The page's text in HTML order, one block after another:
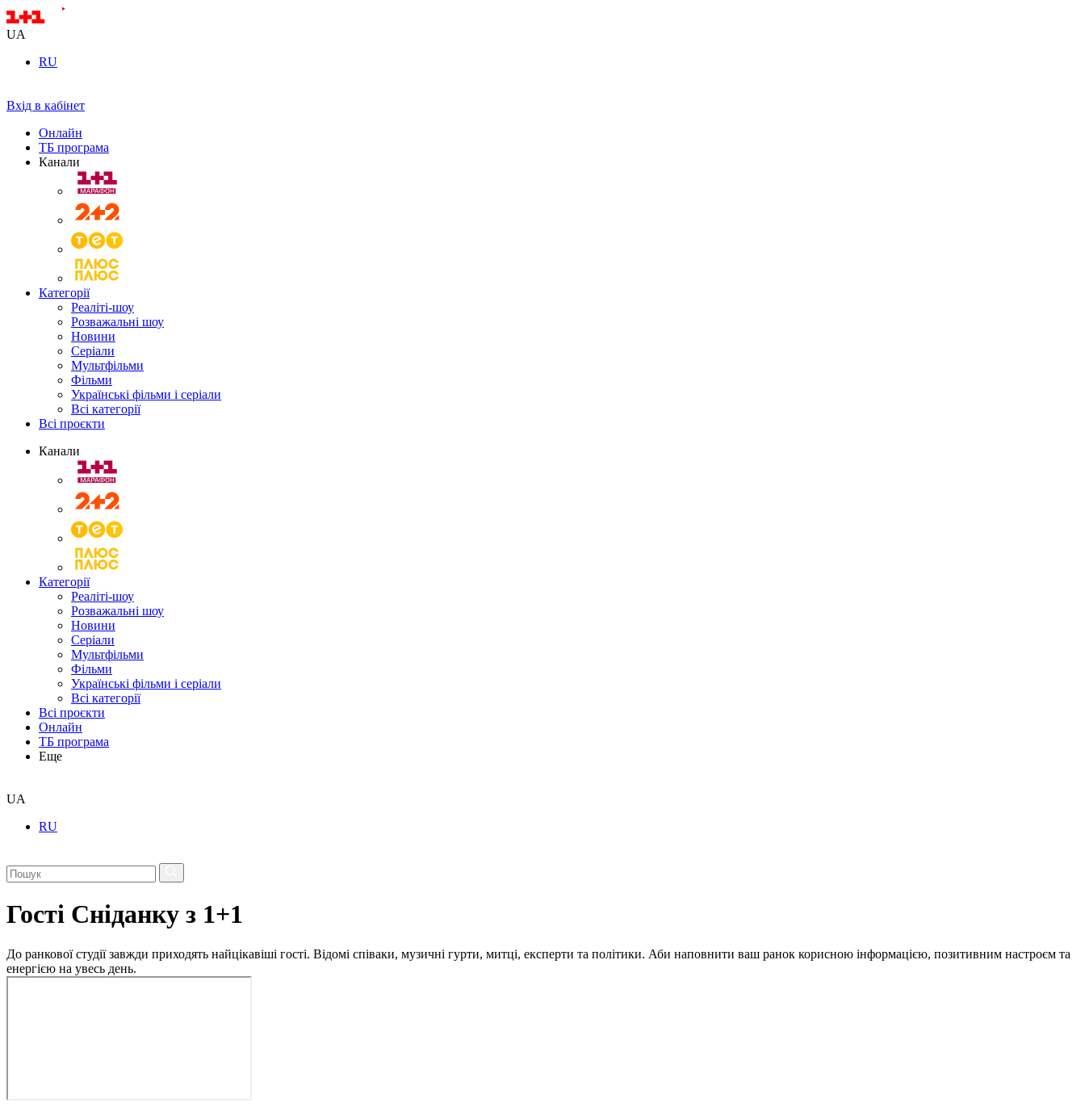
UA
RU
Вхід в кабінет
Онлайн
ТБ програма
Канали
Категорії
Реаліті-шоу
Розважальні шоу
Новини
Серіали
Мультфільми
Фільми
Українські фільми і серіали
Всі категорії
Всі проєкти
Канали
Категорії
Реаліті-шоу
Розважальні шоу
Новини
Серіали
Мультфільми
Фільми
Українські фільми і серіали
Всі категорії
Всі проєкти
Онлайн
ТБ програма
Еще
UA
RU
Гості Сніданку з 1+1
До ранкової студії завжди приходять найцікавіші гості. Відомі співаки, музичні гурти, митці, експерти та політики. Аби наповнити ваш ранок корисною інформацією, позитивним настроєм та
енергією на увесь день.